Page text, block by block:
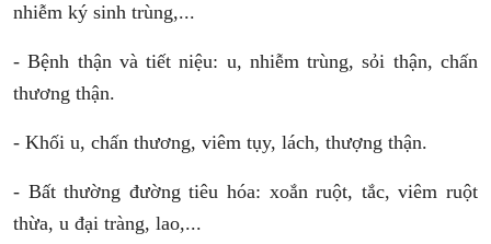
nhiễm ký sinh trùng,...
- Bệnh thận và tiết niệu: u, nhiễm trùng, sỏi thận, chấn
thương thận.
- Khối u, chấn thương, viêm tụy, lách, thượng thận.
- Bất thường đường tiêu hóa: xoắn ruột, tắc, viêm ruột
thừa, u đại tràng, lao,...